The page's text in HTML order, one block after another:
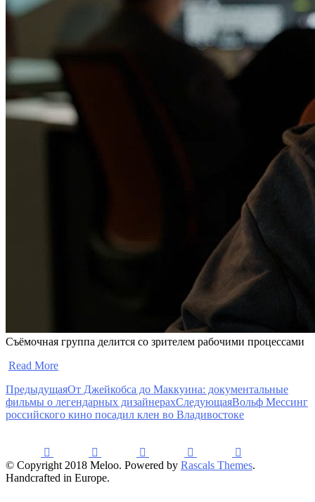
Съёмочная группа делится со зрителем рабочими процессами
Read More
ПредыдущаяОт Джейкобса до Маккуина: документальные
фильмы о легендарных дизайнерахСледующаяВольф Мессинг
российского кино посадил клен во Владивостоке
© Copyright 2018 Meloo. Powered by Rascals Themes.
Handcrafted in Europe.